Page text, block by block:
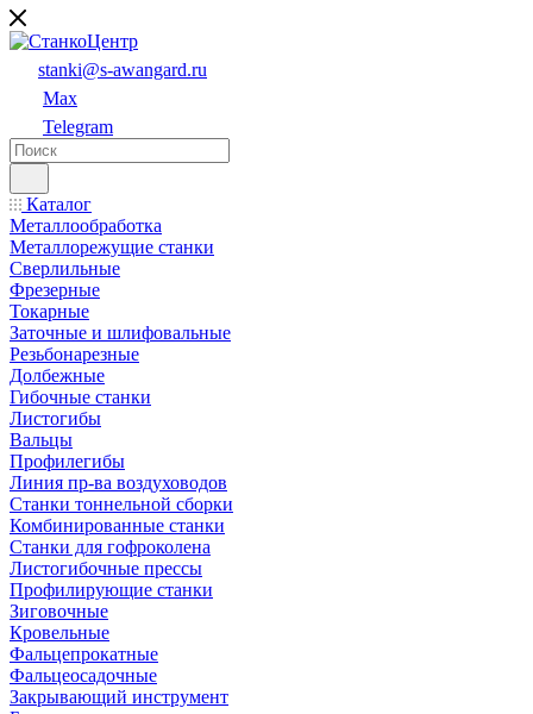
stanki@s-awangard.ru
Max
Telegram
Каталог
Металлообработка
Металлорежущие станки
Сверлильные
Фрезерные
Токарные
Заточные и шлифовальные
Резьбонарезные
Долбежные
Гибочные станки
Листогибы
Вальцы
Профилегибы
Линия пр-ва воздуховодов
Станки тоннельной сборки
Комбинированные станки
Станки для гофроколена
Листогибочные прессы
Профилирующие станки
Зиговочные
Кровельные
Фальцепрокатные
Фальцеосадочные
Закрывающий инструмент